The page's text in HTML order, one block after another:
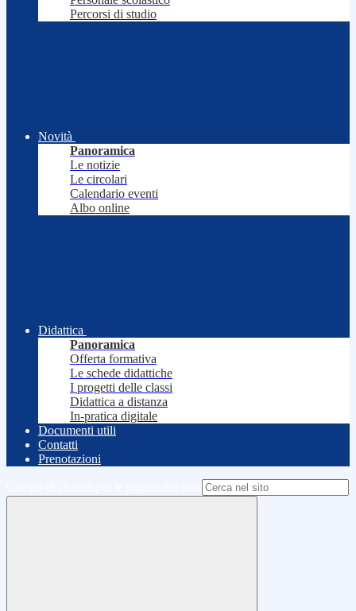
Percorsi di studio
Novità
Panoramica
Le notizie
Le circolari
Calendario eventi
Albo online
Didattica
Panoramica
Offerta formativa
Le schede didattiche
I progetti delle classi
Didattica a distanza
In-pratica digitale
Documenti utili
Contatti
Prenotazioni